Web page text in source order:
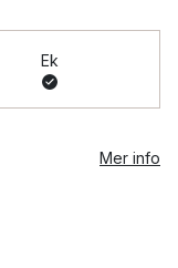
Ek
Mer info